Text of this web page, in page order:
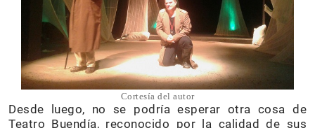
Cortesía del autor
Desde luego, no se podría esperar otra cosa de
Teatro Buendía, reconocido por la calidad de sus